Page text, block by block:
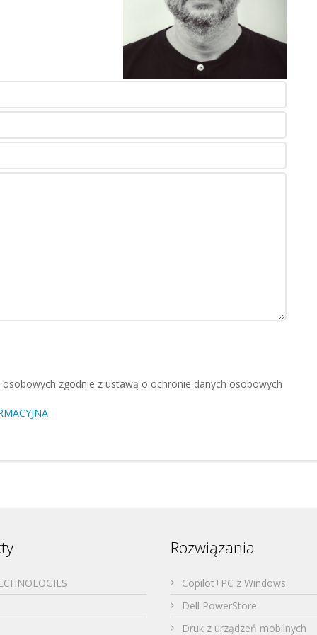
zgodnie z ustawą o ochronie danych osobowych
Rozwiązania
Copilot+PC z Windows
Dell PowerStore
Druk z urządzeń mobilnych